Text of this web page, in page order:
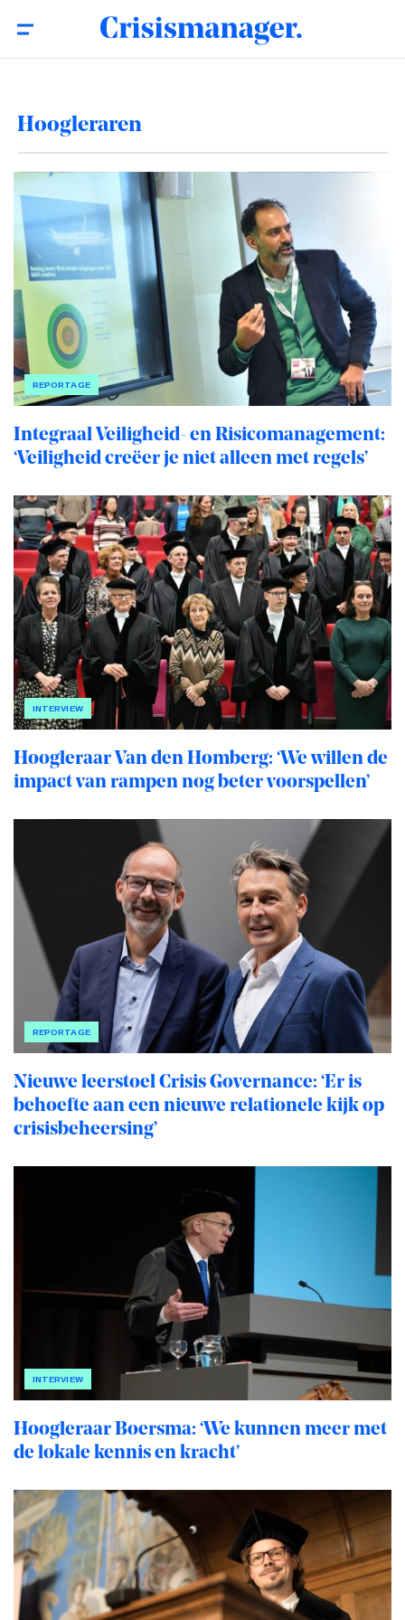
Hoogleraren
REPORTAGE
Integraal Veiligheid- en Risicomanagement:
‘Veiligheid creëer je niet alleen met regels’
INTERVIEW
Hoogleraar Van den Homberg: ‘We willen de
impact van rampen nog beter voorspellen’
REPORTAGE
Nieuwe leerstoel Crisis Governance: ‘Er is
behoefte aan een nieuwe relationele kijk op
crisisbeheersing’
INTERVIEW
Hoogleraar Boersma: ‘We kunnen meer met
de lokale kennis en kracht’